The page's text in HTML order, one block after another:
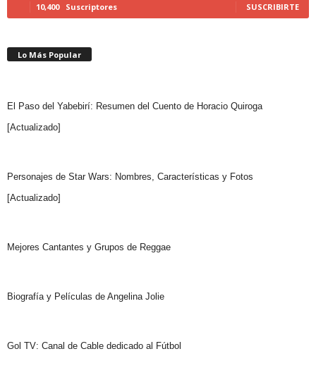
10,400 Suscriptores SUSCRIBIRTE
Lo Más Popular
El Paso del Yabebirí: Resumen del Cuento de Horacio Quiroga
[Actualizado]
Personajes de Star Wars: Nombres, Características y Fotos
[Actualizado]
Mejores Cantantes y Grupos de Reggae
Biografía y Películas de Angelina Jolie
Gol TV: Canal de Cable dedicado al Fútbol